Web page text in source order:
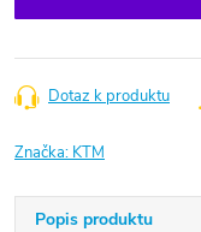
Dotaz k produktu
Značka: KTM
Popis produktu